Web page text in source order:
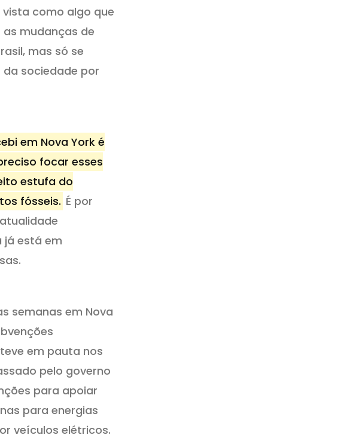
vista como algo que
mudanças de
mas só se
sociedade por
em Nova York é
focar esses
estufa do
fósseis. É por
já está em
semanas em Nova
em pauta nos
pelo governo
para apoiar
para energias
veículos elétricos.